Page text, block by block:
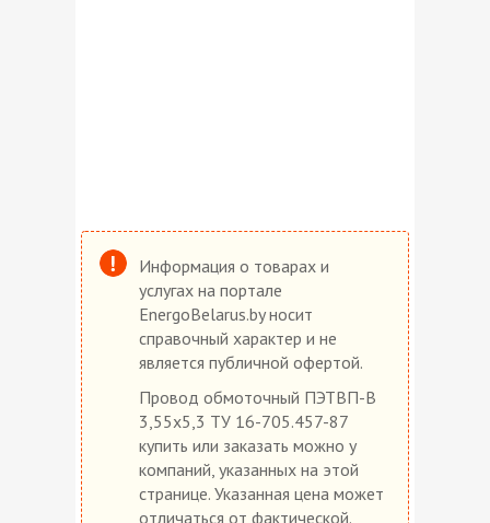
Информация о товарах и
услугах на портале
EnergoBelarus.by носит
справочный характер и не
является публичной офертой.
Провод обмоточный ПЭТВП-В
3,55х5,3 ТУ 16-705.457-87
купить или заказать можно у
компаний, указанных на этой
странице. Указанная цена может
отличаться от фактической.